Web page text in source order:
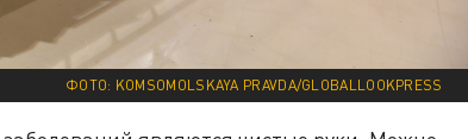
ФОТО: KOMSOMOLSKAYA PRAVDA/GLOBALLOOKPRESS